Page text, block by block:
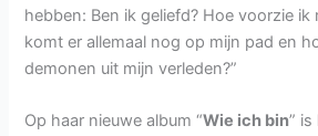
hebben: Ben ik geliefd? Hoe voorzie ik
komt er allemaal nog op mijn pad en
demonen uit mijn verleden?”
Op haar nieuwe album “Wie ich bin” is